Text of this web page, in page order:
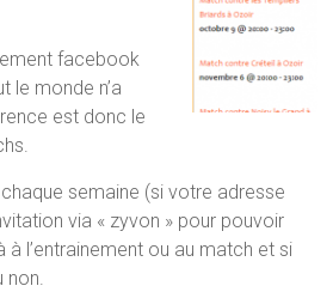
facebook
le monde n’a
est donc le
semaine (si votre adresse
via « zyvon » pour pouvoir
à l’entrainement ou au match et si
non.